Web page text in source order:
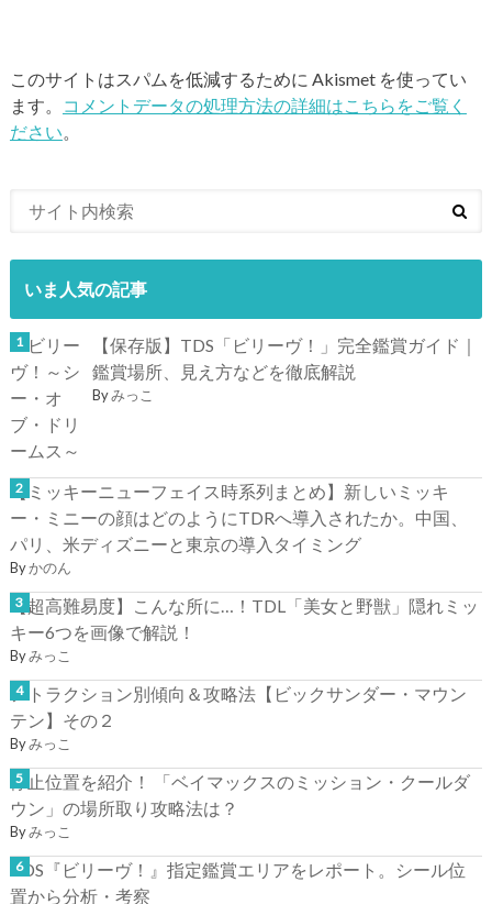
このサイトはスパムを低減するために Akismet を使ってい
ます。
コメントデータの処理方法の詳細はこちらをご覧く
ださい
いま人気の記事
【保存版】TDS「ビリーヴ！」完全鑑賞ガイド｜
鑑賞場所、見え方などを徹底解説
Byみっこ
【ミッキーニューフェイス時系列まとめ】新しいミッキ
ー・ミニーの顔はどのようにTDRへ導入されたか。中国、
パリ、米ディズニーと東京の導入タイミング
Byかのん
【超高難易度】こんな所に…！TDL「美女と野獣」隠れミッ
キー6つを画像で解説！
Byみっこ
アトラクション別傾向＆攻略法【ビックサンダー・マウン
テン】その２
Byみっこ
停止位置を紹介！ 「ベイマックスのミッション・クールダ
ウン」の場所取り攻略法は？
Byみっこ
TDS『ビリーヴ！』指定鑑賞エリアをレポート。シール位
置から分析・考察